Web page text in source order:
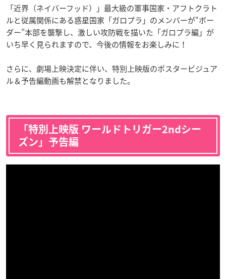
「近界（ネイバーフッド）」最大級の軍事国家・アフトクラト
ルと従属関係にある惑星国家「ガロプラ」のメンバーが“ボー
ダー”本部を襲撃し、激しい攻防戦を描いた「ガロプラ編」が
いち早く見られますので、今後の情報をお楽しみに！
さらに、劇場上映決定に伴い、特別上映版のポスタービジュア
ル＆予告編動画も解禁となりました。
「特別上映版 ワールドトリガー2ndシー
ズン」予告編